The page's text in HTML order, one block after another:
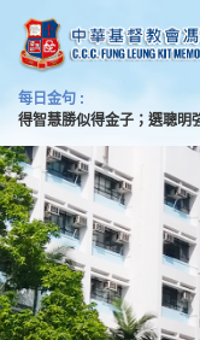
每日金句 :
得智慧勝似得金子；選聰明